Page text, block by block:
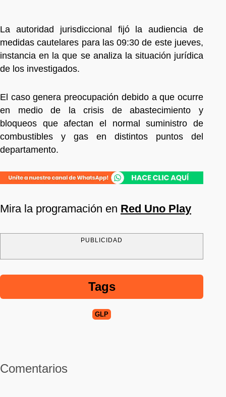
La autoridad jurisdiccional fijó la audiencia de
medidas cautelares para las 09:30 de este jueves,
instancia en la que se analiza la situación jurídica
de los investigados.
El caso genera preocupación debido a que ocurre
en medio de la crisis de abastecimiento y
bloqueos que afectan el normal suministro de
combustibles y gas en distintos puntos del
departamento.
Mira la programación en Red Uno Play
PUBLICIDAD
Tags
GLP
Comentarios